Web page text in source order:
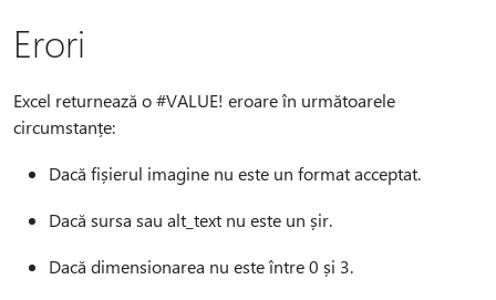
Erori
Excel returnează o #VALUE! eroare în următoarele
circumstanțe:
Dacă fișierul imagine nu este un format acceptat.
Dacă sursa sau alt_text nu este un șir.
Dacă dimensionarea nu este între 0 și 3.